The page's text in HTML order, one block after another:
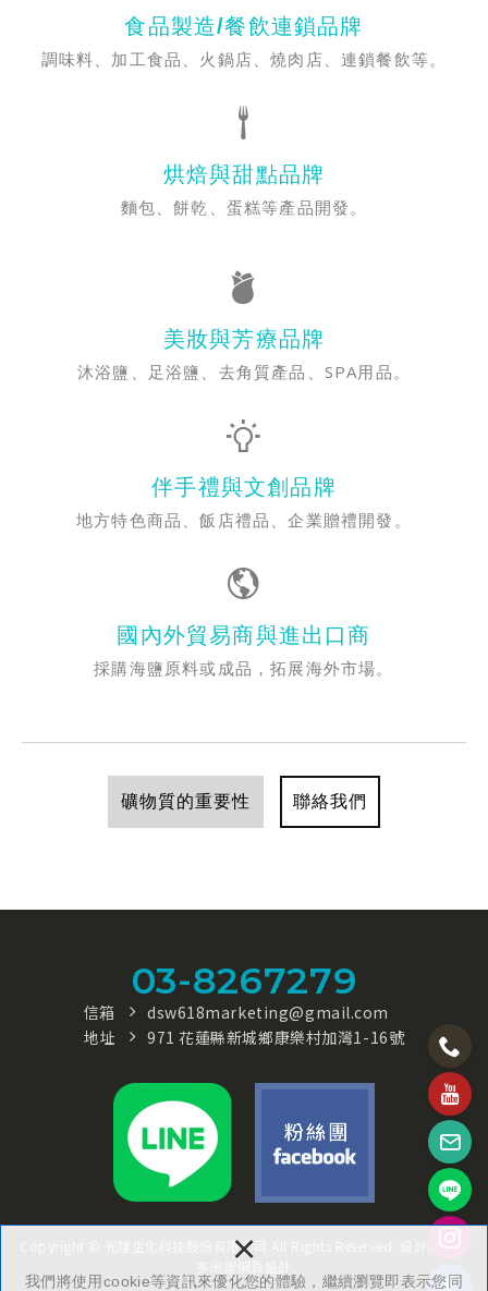
我們將使用cookie等資訊來優化您的體驗，繼續瀏覽即表示您同
×
食品製造/餐飲連鎖品牌
調味料、加工食品、火鍋店、燒肉店、連鎖餐飲等。
烘焙與甜點品牌
麵包、餅乾、蛋糕等產品開發。
美妝與芳療品牌
沐浴鹽、足浴鹽、去角質產品、SPA用品。
伴手禮與文創品牌
地方特色商品、飯店禮品、企業贈禮開發。
國內外貿易商與進出口商
採購海鹽原料或成品，拓展海外市場。
礦物質的重要性 聯絡我們
03-8267279
信箱
dsw618marketing@gmail.com
地址
971 花蓮縣新城鄉康樂村加灣1-16號
Copyright © 光隆生化科技股份有限公司 All Rights Reserved.
設計維護：